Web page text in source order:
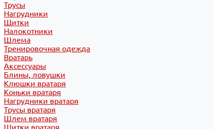
Трусы
Нагрудники
Щитки
Налокотники
Шлема
Тренировочная одежда
Вратарь
Аксессуары
Блины, ловушки
Клюшки вратаря
Коньки вратаря
Нагрудники вратаря
Трусы вратаря
Шлем вратаря
Щитки вратаря